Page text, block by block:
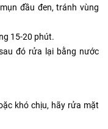
đầu đen, tránh vùng
15-20 phút.
đó rửa lại bằng nước
khó chịu, hãy rửa mặt